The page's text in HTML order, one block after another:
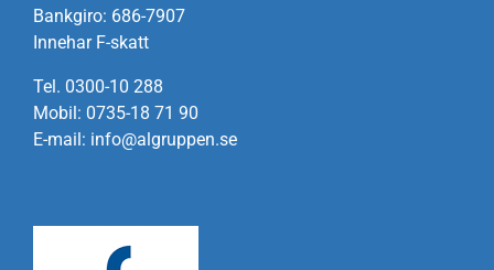
Om oss
Kontakt
Bankgiro: 686-7907
Innehar F-skatt
Tel. 0300-10 288
Mobil: 0735-18 71 90
E-mail: info@algruppen.se